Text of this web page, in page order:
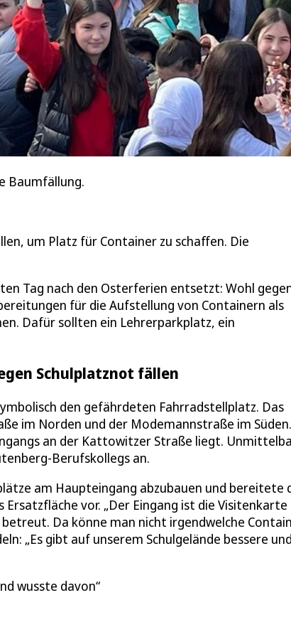
Baumfällung.
um Platz für Container zu schaffen. Die
Tag nach den Osterferien entsetzt: Wohl
für die Aufstellung von Containern als
Dafür sollten ein Lehrerparkplatz, ein
Schulplatznot fällen
den gefährdeten Fahrradstellplatz. Das
im Norden und der Modemannstraße im
an der Kattowitzer Straße liegt.
Berufskollegs an.
am Haupteingang abzubauen und bereitete
vor. „Der Eingang ist die Visitenkarte
Da könne man nicht irgendwelche
„Es gibt auf unserem Schulgelände bessere
wusste davon